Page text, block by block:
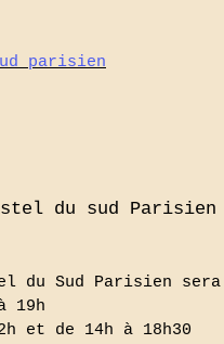
parisien
du sud
du Sud Parisien
19h
et de 14h à 18h30